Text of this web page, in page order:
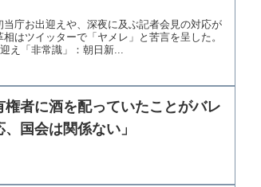
庁お出迎えや、深夜に及ぶ記者会見の対応が
はツイッターで「ヤメレ」と苦言を呈した。
え「非常識」：朝日新...
者に酒を配っていたことがバレ
国会は関係ない」